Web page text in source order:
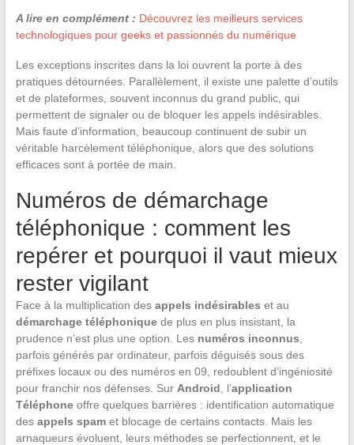
A lire en complément : Découvrez les meilleurs services
technologiques pour geeks et passionnés du numérique
Les exceptions inscrites dans la loi ouvrent la porte à des
pratiques détournées. Parallèlement, il existe une palette d’outils
et de plateformes, souvent inconnus du grand public, qui
permettent de signaler ou de bloquer les appels indésirables.
Mais faute d’information, beaucoup continuent de subir un
véritable harcèlement téléphonique, alors que des solutions
efficaces sont à portée de main.
Numéros de démarchage
téléphonique : comment les
repérer et pourquoi il vaut mieux
rester vigilant
Face à la multiplication des appels indésirables et au
démarchage téléphoniquede plus en plus insistant, la
prudence n’est plus une option. Les numéros inconnus
parfois générés par ordinateur, parfois déguisés sous des
préfixes locaux ou des numéros en 09, redoublent d’ingéniosité
pour franchir nos défenses. Sur Android , l’application
Téléphoneoffre quelques barrières : identification automatique
des appels spamet blocage de certains contacts. Mais les
arnaqueurs évoluent, leurs méthodes se perfectionnent, et le